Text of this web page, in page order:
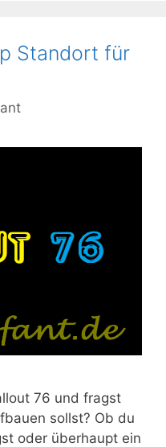
Standort für
76 und fragst
sollst? Ob du
oder überhaupt ein